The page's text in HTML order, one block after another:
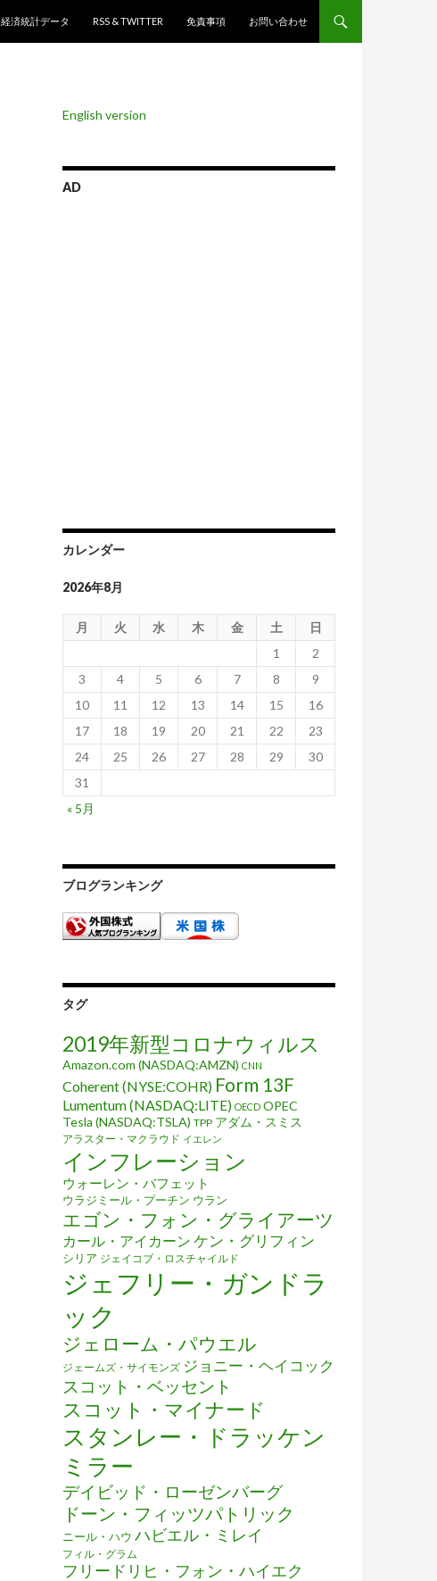
経済統計データ
RSS & TWITTER 免責事項 お問い合わせ
English version
AD
カレンダー
2026年8月
月 火 水 木 金 土
日
1
2
3
4 5 6 7 8
9
10
11 12 13 14 15
16
17
18 19 20 21 22
23
24
25 26 27 28 29
30
31
« 5月
ブログランキング
タグ
2019年新型コロナウィルス
Amazon.com (NASDAQ:AMZN) CNN
Coherent (NYSE:COHR) Form 13F
Lumentum (NASDAQ:LITE) OECD OPEC
Tesla (NASDAQ:TSLA) TPP アダム・スミス
アラスター・マクラウド イエレン
インフレーション
ウォーレン・バフェット
ウラジミール・プーチン ウラン
エゴン・フォン・グライアーツ
カール・アイカーン ケン・グリフィン
シリア ジェイコブ・ロスチャイルド
ジェフリー・ガンドラ
ック
ジェローム・パウエル
ジェームズ・サイモンズ ジョニー・ヘイコック
スコット・ベッセント
スコット・マイナード
スタンレー・ドラッケン
ミラー
デイビッド・ローゼンバーグ
ドーン・フィッツパトリック
ニール・ハウ ハビエル・ミレイ
フィル・グラム
フリードリヒ・フォン・ハイエク